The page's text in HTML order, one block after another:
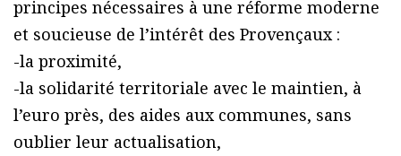
principes nécessaires à une réforme moderne
et soucieuse de l’intérêt des Provençaux :
-la proximité,
-la solidarité territoriale avec le maintien, à
l’euro près, des aides aux communes, sans
oublier leur actualisation,